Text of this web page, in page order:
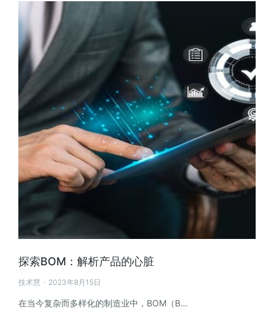
探索BOM：解析产品的心脏
技术慧 2023年8月15日
在当今复杂而多样化的制造业中，BOM（B…